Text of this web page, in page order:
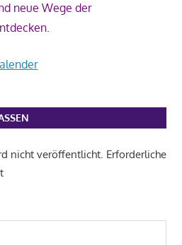
neue Wege der
nicht veröffentlicht. Erforderliche